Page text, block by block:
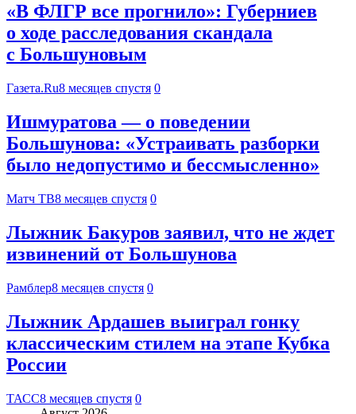
«В ФЛГР все прогнило»: Губерниев
о ходе расследования скандала
с Большуновым
Газета.Ru8 месяцев спустя 0
Ишмуратова — о поведении
Большунова: «Устраивать разборки
было недопустимо и бессмысленно»
Матч ТВ8 месяцев спустя 0
Лыжник Бакуров заявил, что не ждет
извинений от Большунова
Рамблер8 месяцев спустя 0
Лыжник Ардашев выиграл гонку
классическим стилем на этапе Кубка
России
ТАСС8 месяцев спустя 0